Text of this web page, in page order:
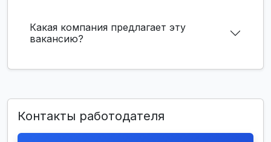
Какая компания предлагает эту
вакансию?
Контакты работодателя